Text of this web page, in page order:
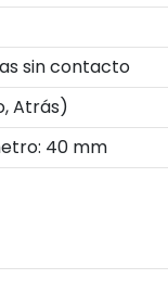
sin contacto
Atrás)
40 mm